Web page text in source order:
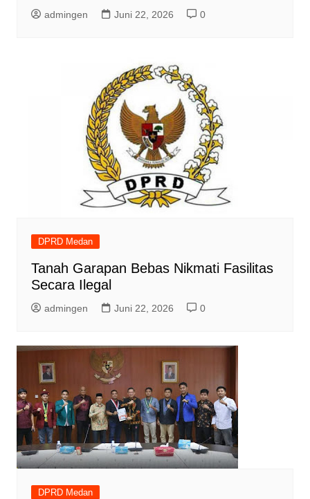
admingen Juni 22, 2026 0
DPRD Medan
Tanah Garapan Bebas Nikmati Fasilitas
Secara Ilegal
admingen Juni 22, 2026 0
DPRD Medan